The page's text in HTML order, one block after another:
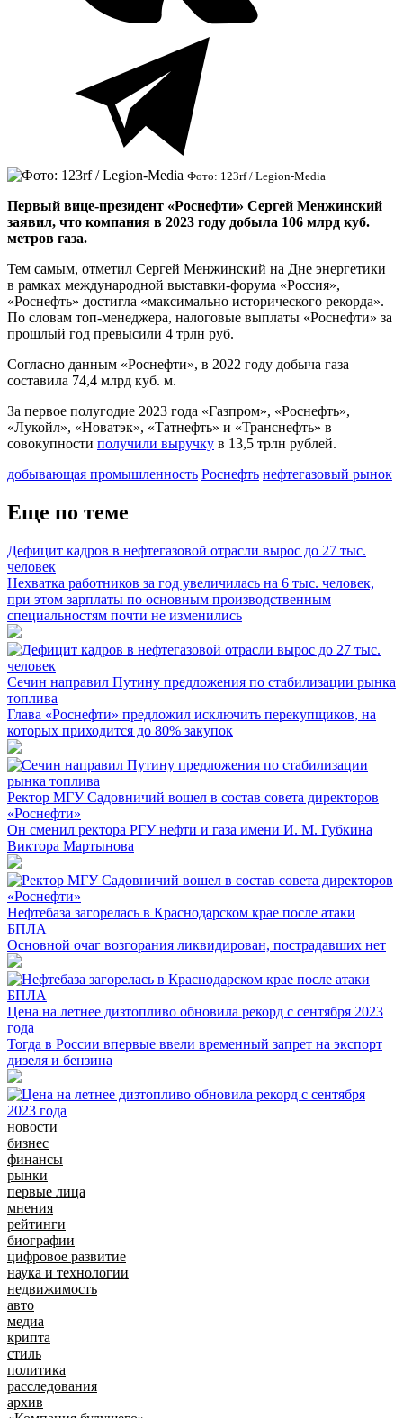
Фото: 123rf / Legion-Media
Первый вице-президент «Роснефти» Сергей Менжинский
заявил, что компания в 2023 году добыла 106 млрд куб.
метров газа.
Тем самым, отметил Сергей Менжинский на Дне энергетики
в рамках международной выставки-форума «Россия»,
«Роснефть» достигла «максимально исторического рекорда».
По словам топ-менеджера, налоговые выплаты «Роснефти» за
прошлый год превысили 4 трлн руб.
Согласно данным «Роснефти», в 2022 году добыча газа
составила 74,4 млрд куб. м.
За первое полугодие 2023 года «Газпром», «Роснефть»,
«Лукойл», «Новатэк», «Татнефть» и «Транснефть» в
совокупности получили выручку в 13,5 трлн рублей.
добывающая промышленность Роснефть нефтегазовый рынок
Еще по теме
Дефицит кадров в нефтегазовой отрасли вырос до 27 тыс.
человек
Нехватка работников за год увеличилась на 6 тыс. человек,
при этом зарплаты по основным производственным
специальностям почти не изменились
Сечин направил Путину предложения по стабилизации рынка
топлива
Глава «Роснефти» предложил исключить перекупщиков, на
которых приходится до 80% закупок
Ректор МГУ Садовничий вошел в состав совета директоров
«Роснефти»
Он сменил ректора РГУ нефти и газа имени И. М. Губкина
Виктора Мартынова
Нефтебаза загорелась в Краснодарском крае после атаки
БПЛА
Основной очаг возгорания ликвидирован, пострадавших нет
Цена на летнее дизтопливо обновила рекорд с сентября 2023
года
Тогда в России впервые ввели временный запрет на экспорт
дизеля и бензина
новости
бизнес
финансы
рынки
первые лица
мнения
рейтинги
биографии
цифровое развитие
наука и технологии
недвижимость
авто
медиа
крипта
стиль
политика
расследования
архив